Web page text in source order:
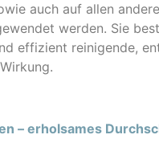
auch auf allen
werden. Sie
effizient reinigende,
– erholsames